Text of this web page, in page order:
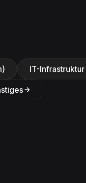
IT-Infrastruktur